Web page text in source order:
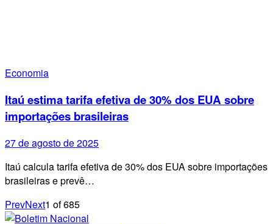
Economia
Itaú estima tarifa efetiva de 30% dos EUA sobre
importações brasileiras
27 de agosto de 2025
Itaú calcula tarifa efetiva de 30% dos EUA sobre importações
brasileiras e prevê…
PrevNext1 of685